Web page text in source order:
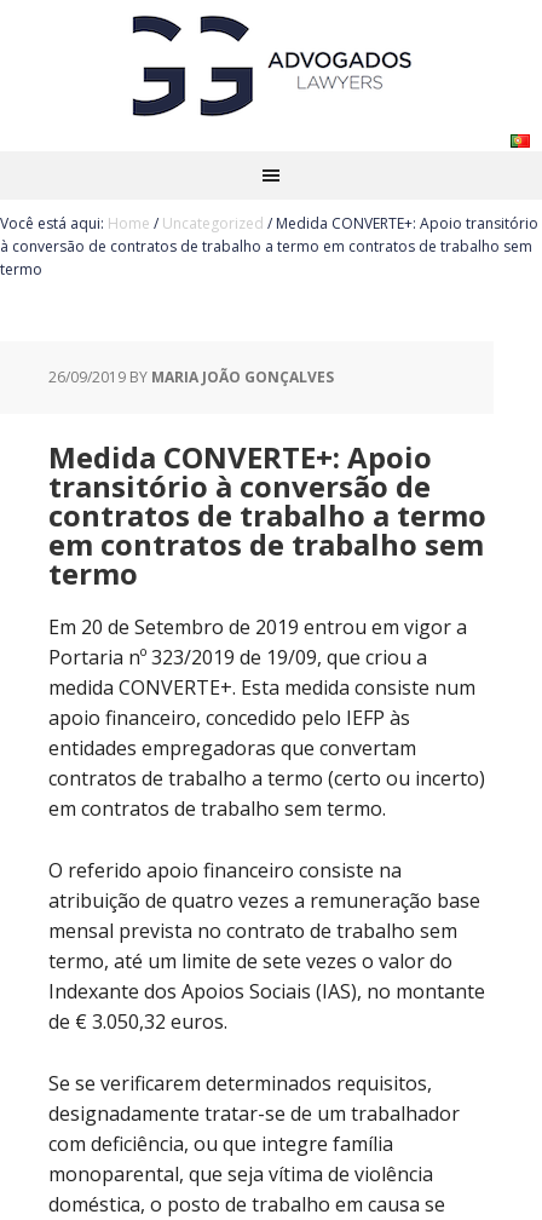
Você está aqui: Home / Uncategorized / Medida CONVERTE+: Apoio transitório
à conversão de contratos de trabalho a termo em contratos de trabalho sem
termo
26/09/2019 BY MARIA JOÃO GONÇALVES
Medida CONVERTE+: Apoio
transitório à conversão de
contratos de trabalho a termo
em contratos de trabalho sem
termo
Em 20 de Setembro de 2019 entrou em vigor a
Portaria nº 323/2019 de 19/09, que criou a
medida CONVERTE+. Esta medida consiste num
apoio financeiro, concedido pelo IEFP às
entidades empregadoras que convertam
contratos de trabalho a termo (certo ou incerto)
em contratos de trabalho sem termo.
O referido apoio financeiro consiste na
atribuição de quatro vezes a remuneração base
mensal prevista no contrato de trabalho sem
termo, até um limite de sete vezes o valor do
Indexante dos Apoios Sociais (IAS), no montante
de € 3.050,32 euros.
Se se verificarem determinados requisitos,
designadamente tratar-se de um trabalhador
com deficiência, ou que integre família
monoparental, que seja vítima de violência
doméstica, o posto de trabalho em causa se